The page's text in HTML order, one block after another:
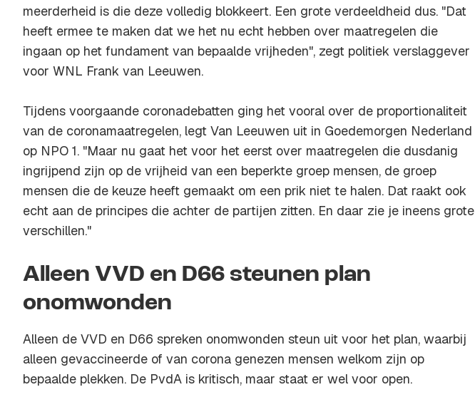
meerderheid is die deze volledig blokkeert. Een grote verdeeldheid dus. "Dat
heeft ermee te maken dat we het nu echt hebben over maatregelen die
ingaan op het fundament van bepaalde vrijheden", zegt politiek verslaggever
voor WNL Frank van Leeuwen.
Tijdens voorgaande coronadebatten ging het vooral over de proportionaliteit
van de coronamaatregelen, legt Van Leeuwen uit in Goedemorgen Nederland
op NPO 1. "Maar nu gaat het voor het eerst over maatregelen die dusdanig
ingrijpend zijn op de vrijheid van een beperkte groep mensen, de groep
mensen die de keuze heeft gemaakt om een prik niet te halen. Dat raakt ook
echt aan de principes die achter de partijen zitten. En daar zie je ineens grote
verschillen."
Alleen VVD en D66 steunen plan
onomwonden
Alleen de VVD en D66 spreken onomwonden steun uit voor het plan, waarbij
alleen gevaccineerde of van corona genezen mensen welkom zijn op
bepaalde plekken. De PvdA is kritisch, maar staat er wel voor open.